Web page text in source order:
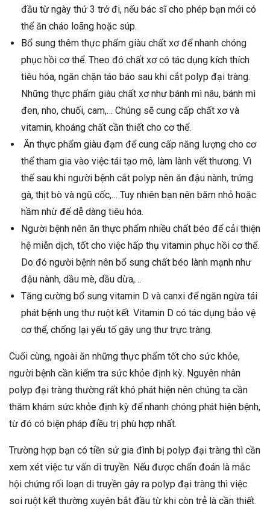
đầu từ ngày thứ 3 trở đi, nếu bác sĩ cho phép bạn mới có
thể ăn cháo loãng hoặc súp.
Bổ sung thêm thực phẩm giàu chất xơ để nhanh chóng
phục hồi cơ thể. Theo đó chất xơ có tác dụng kích thích
tiêu hóa, ngăn chặn táo báo sau khi cắt polyp đại tràng.
Những thực phẩm giàu chất xơ như bánh mì nâu, bánh mì
đen, nho, chuối, cam,… Chúng sẽ cung cấp chất xơ và
vitamin, khoáng chất cần thiết cho cơ thể.
Ăn thực phẩm giàu đạm để cung cấp năng lượng cho cơ
thể tham gia vào việc tái tạo mô, làm lành vết thương. Vì
thế sau khi người bệnh cắt polyp nên ăn đậu nành, trứng
gà, thịt bò và ngũ cốc,… Tuy nhiên bạn nên băm nhỏ hoặc
hầm nhừ để dễ dàng tiêu hóa.
Người bệnh nên ăn thực phẩm nhiều chất béo để cải thiện
hệ miễn dịch, tốt cho việc hấp thụ vitamin phục hồi cơ thể.
Do đó người bệnh nên bổ sung chất béo lành mạnh như
đậu nành, dầu mè, dầu dừa,…
Tăng cường bổ sung vitamin D và canxi để ngăn ngừa tái
phát bệnh ung thư ruột kết. Vitamin D có tác dụng bảo vệ
cơ thể, chống lại yếu tố gây ung thư trực tràng.
Cuối cùng, ngoài ăn những thực phẩm tốt cho sức khỏe,
người bệnh cần kiểm tra sức khỏe định kỳ. Nguyên nhân
polyp đại tràng thường rất khó phát hiện nên chúng ta cần
thăm khám sức khỏe định kỳ để nhanh chóng phát hiện bệnh,
từ đó có biện pháp điều trị phù hợp nhất.
Trường hợp bạn có tiền sử gia đình bị polyp đại tràng thì cần
xem xét việc tư vấn di truyền. Nếu được chẩn đoán là mắc
hội chứng rối loạn di truyền gây ra polyp đại tràng thì việc
soi ruột kết thường xuyên bắt đầu từ khi còn trẻ là cần thiết.